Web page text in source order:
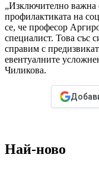
„Изключително важна
профилактиката на
се, че професор
специалист. Това със
справим с
евентуалните
Чиликова.
Най-ново